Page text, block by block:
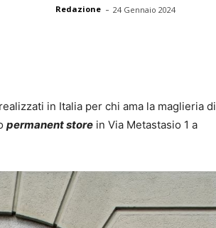
Redazione - 24 Gennaio 2024
in Italia per chi ama la maglieria di
permanent store in Via Metastasio 1 a